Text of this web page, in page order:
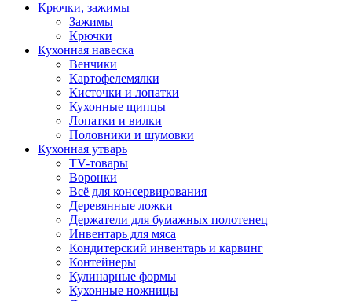
Крючки, зажимы
Зажимы
Крючки
Кухонная навеска
Венчики
Картофелемялки
Кисточки и лопатки
Кухонные щипцы
Лопатки и вилки
Половники и шумовки
Кухонная утварь
TV-товары
Воронки
Всё для консервирования
Деревянные ложки
Держатели для бумажных полотенец
Инвентарь для мяса
Кондитерский инвентарь и карвинг
Контейнеры
Кулинарные формы
Кухонные ножницы